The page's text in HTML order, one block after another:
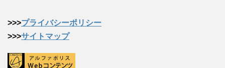
>>>プライバシーポリシー
>>>サイトマップ